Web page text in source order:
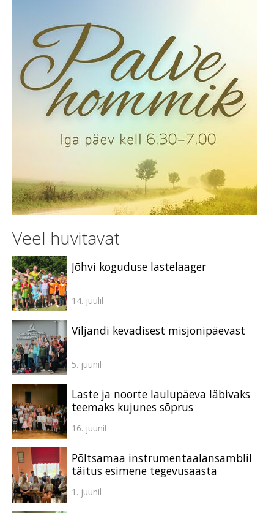
Veel huvitavat
Jõhvi koguduse lastelaager
14. juulil
Viljandi kevadisest misjonipäevast
5. juunil
Laste ja noorte laulupäeva läbivaks
teemaks kujunes sõprus
16. juunil
Põltsamaa instrumentaalansamblil
täitus esimene tegevusaasta
1. juunil